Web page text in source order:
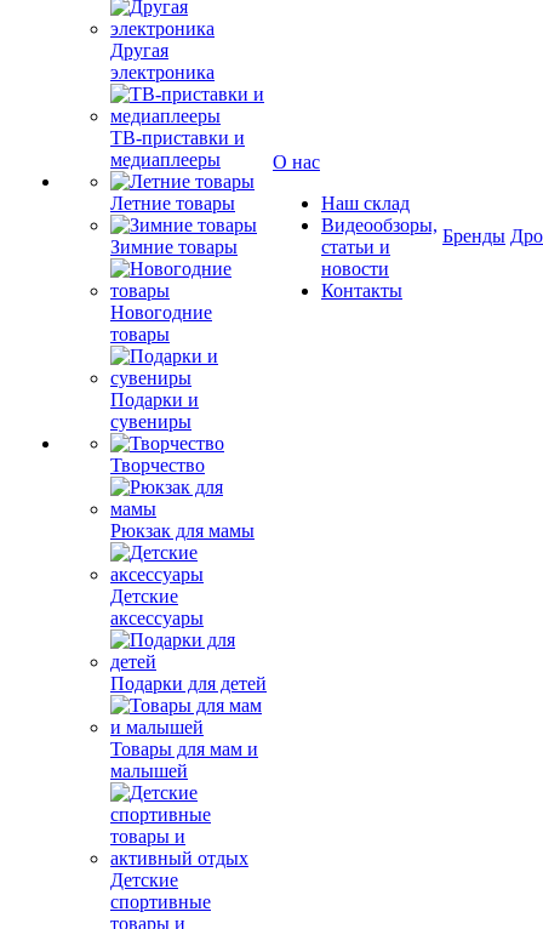
Другая
электроника
ТВ-приставки и
медиаплееры
Летние товары
Зимние товары
Новогодние
товары
Подарки и
сувениры
Творчество
Рюкзак для мамы
Детские
аксессуары
Подарки для детей
Товары для мам и
малышей
Детские
спортивные
товары и
О нас
Наш склад
Видеообзоры,
статьи и
новости
Контакты
Бренды